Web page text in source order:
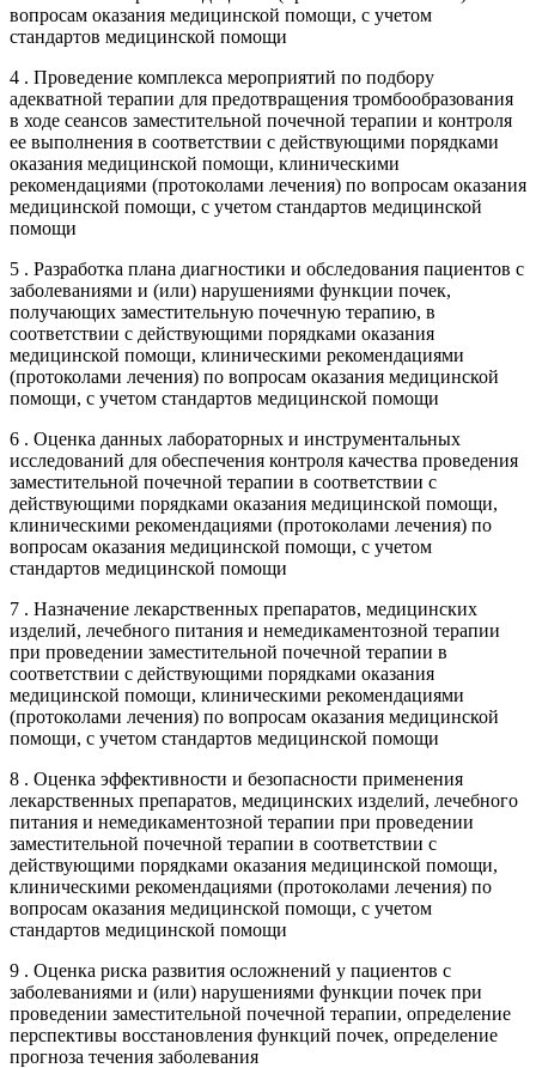
вопросам оказания медицинской помощи, с учетом
стандартов медицинской помощи
4 . Проведение комплекса мероприятий по подбору
адекватной терапии для предотвращения тромбообразования
в ходе сеансов заместительной почечной терапии и контроля
ее выполнения в соответствии с действующими порядками
оказания медицинской помощи, клиническими
рекомендациями (протоколами лечения) по вопросам оказания
медицинской помощи, с учетом стандартов медицинской
помощи
5 . Разработка плана диагностики и обследования пациентов с
заболеваниями и (или) нарушениями функции почек,
получающих заместительную почечную терапию, в
соответствии с действующими порядками оказания
медицинской помощи, клиническими рекомендациями
(протоколами лечения) по вопросам оказания медицинской
помощи, с учетом стандартов медицинской помощи
6 . Оценка данных лабораторных и инструментальных
исследований для обеспечения контроля качества проведения
заместительной почечной терапии в соответствии с
действующими порядками оказания медицинской помощи,
клиническими рекомендациями (протоколами лечения) по
вопросам оказания медицинской помощи, с учетом
стандартов медицинской помощи
7 . Назначение лекарственных препаратов, медицинских
изделий, лечебного питания и немедикаментозной терапии
при проведении заместительной почечной терапии в
соответствии с действующими порядками оказания
медицинской помощи, клиническими рекомендациями
(протоколами лечения) по вопросам оказания медицинской
помощи, с учетом стандартов медицинской помощи
8 . Оценка эффективности и безопасности применения
лекарственных препаратов, медицинских изделий, лечебного
питания и немедикаментозной терапии при проведении
заместительной почечной терапии в соответствии с
действующими порядками оказания медицинской помощи,
клиническими рекомендациями (протоколами лечения) по
вопросам оказания медицинской помощи, с учетом
стандартов медицинской помощи
9 . Оценка риска развития осложнений у пациентов с
заболеваниями и (или) нарушениями функции почек при
проведении заместительной почечной терапии, определение
перспективы восстановления функций почек, определение
прогноза течения заболевания